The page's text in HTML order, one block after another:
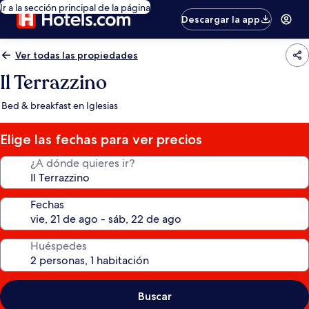
Ir a la sección principal de la página
Descargar la app
Ver todas las propiedades
Il Terrazzino
Bed & breakfast en Iglesias
Elige las fechas para ver precios
¿A dónde quieres ir?
Fechas
Huéspedes
Buscar